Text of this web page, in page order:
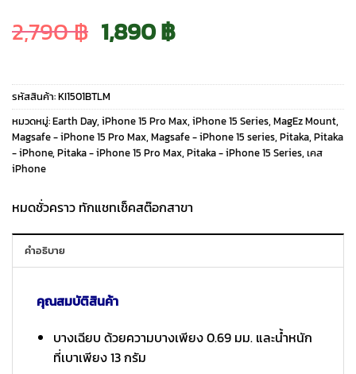
2,790฿ Original
price
was:
2,790 ฿.
1,890฿Current
price
is:
1,890 ฿.
รหัสสินค้า:KI1501BTLM
หมวดหมู่:Earth Day, iPhone 15 Pro Max, iPhone 15 Series, MagEz Mount,
Magsafe - iPhone 15 Pro Max, Magsafe - iPhone 15 series, Pitaka, Pitaka
- iPhone, Pitaka - iPhone 15 Pro Max, Pitaka - iPhone 15 Series, เคส
iPhone
หมดชั่วคราว ทักแชทเช็คสต๊อกสาขา
คำอธิบาย
คุณสมบัติสินค้า
บางเฉียบ ด้วยความบางเพียง 0.69 มม. และน้ำหนัก
ที่เบาเพียง 13 กรัม